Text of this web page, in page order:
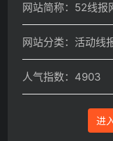
网站简称：52线报
网站分类：活动线
人气指数：4903
进